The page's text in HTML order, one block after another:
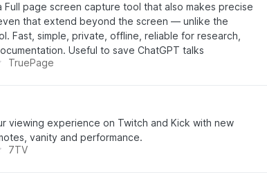
Full page screen capture tool that also makes precise
that extend beyond the screen — unlike the
Fast, simple, private, offline, reliable for research,
Useful to save ChatGPT talks
TruePage
viewing experience on Twitch and Kick with new
vanity and performance.
7TV